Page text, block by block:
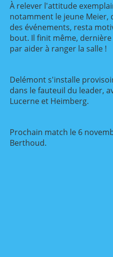
À relever l'attitude
notamment le jeune
des événements, resta
bout. Il finit même,
par aider à ranger la salle !
Delémont s'installe
dans le fauteuil du leader,
Lucerne et Heimberg.
Prochain match le 6
Berthoud.